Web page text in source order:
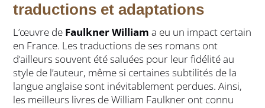
traductions et adaptations
L’œuvre de Faulkner William a eu un impact certain
en France. Les traductions de ses romans ont
d’ailleurs souvent été saluées pour leur fidélité au
style de l’auteur, même si certaines subtilités de la
langue anglaise sont inévitablement perdues. Ainsi,
les meilleurs livres de William Faulkner ont connu